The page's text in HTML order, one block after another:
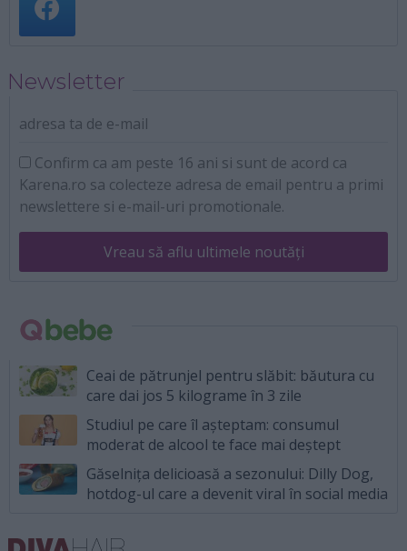
Newsletter
adresa ta de e-mail
Confirm ca am peste 16 ani si sunt de acord ca
Karena.ro sa colecteze adresa de email pentru a primi
newslettere si e-mail-uri promotionale.
Vreau să aflu ultimele noutăți
Ceai de pătrunjel pentru slăbit: băutura cu
care dai jos 5 kilograme în 3 zile
Studiul pe care îl așteptam: consumul
moderat de alcool te face mai deștept
Găselnița delicioasă a sezonului: Dilly Dog,
hotdog-ul care a devenit viral în social media